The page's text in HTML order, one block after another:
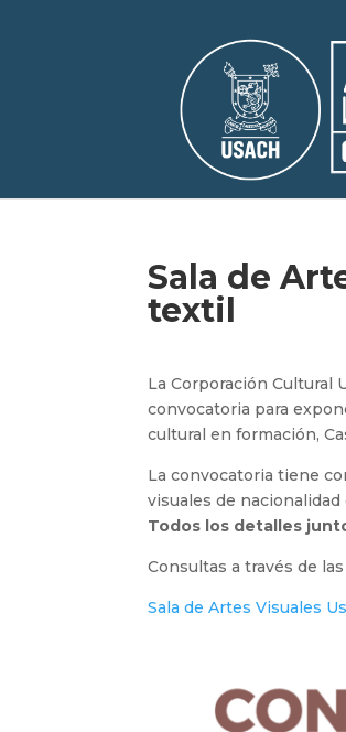
Sala de
textil
La Corporación Cultural
convocatoria para
cultural en formación,
La convocatoria tiene
visuales de
Todos los detalles
Consultas a través de
Sala de Artes Visuales